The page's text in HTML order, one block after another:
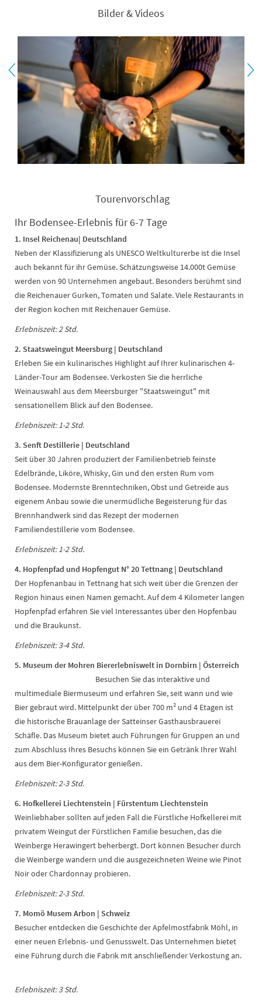
Bilder & Videos
Tourenvorschlag
Ihr Bodensee-Erlebnis für 6-7 Tage
1. Insel Reichenau| Deutschland
Neben der Klassifizierung als UNESCO Weltkulturerbe ist die Insel
auch bekannt für ihr Gemüse. Schätzungsweise 14.000t Gemüse
werden von 90 Unternehmen angebaut. Besonders berühmt sind
die Reichenauer Gurken, Tomaten und Salate. Viele Restaurants in
der Region kochen mit Reichenauer Gemüse.
Erlebniszeit: 2 Std.
2. Staatsweingut Meersburg | Deutschland
Erleben Sie ein kulinarisches Highlight auf Ihrer kulinarischen 4-
Länder-Tour am Bodensee. Verkosten Sie die herrliche
Weinauswahl aus dem Meersburger "Staatsweingut" mit
sensationellem Blick auf den Bodensee.
Erlebniszeit: 1-2 Std.
3. Senft Destillerie | Deutschland
Seit über 30 Jahren produziert der Familienbetrieb feinste
Edelbrände, Liköre, Whisky, Gin und den ersten Rum vom
Bodensee. Modernste Brenntechniken, Obst und Getreide aus
eigenem Anbau sowie die unermüdliche Begeisterung für das
Brennhandwerk sind das Rezept der modernen
Familiendestillerie vom Bodensee.
Erlebniszeit: 1-2 Std.
4. Hopfenpfad und Hopfengut N° 20 Tettnang | Deutschland
Der Hopfenanbau in Tettnang hat sich weit über die Grenzen der
Region hinaus einen Namen gemacht. Auf dem 4 Kilometer langen
Hopfenpfad erfahren Sie viel Interessantes über den Hopfenbau
und die Braukunst.
Erlebniszeit: 3-4 Std.
5. Museum der Mohren Biererlebniswelt in Dornbirn | Österreich
Besuchen Sie das interaktive und
multimediale Biermuseum und erfahren Sie, seit wann und wie
Bier gebraut wird. Mittelpunkt der über 700 m² und 4 Etagen ist
die historische Brauanlage der Satteinser Gasthausbrauerei
Schäfle. Das Museum bietet auch Führungen für Gruppen an und
zum Abschluss Ihres Besuchs können Sie ein Getränk Ihrer Wahl
aus dem Bier-Konfigurator genießen.
Erlebniszeit: 2-3 Std.
6. Hofkellerei Liechtenstein | Fürstentum Liechtenstein
Weinliebhaber sollten auf jeden Fall die Fürstliche Hofkellerei mit
privatem Weingut der Fürstlichen Familie besuchen, das die
Weinberge Herawingert beherbergt. Dort können Besucher durch
die Weinberge wandern und die ausgezeichneten Weine wie Pinot
Noir oder Chardonnay probieren.
Erlebniszeit: 2-3 Std.
7. Momö Musem Arbon | Schweiz
Besucher entdecken die Geschichte der Apfelmostfabrik Möhl, in
einer neuen Erlebnis- und Genusswelt. Das Unternehmen bietet
eine Führung durch die Fabrik mit anschließender Verkostung an.
Erlebniszeit: 3 Std.